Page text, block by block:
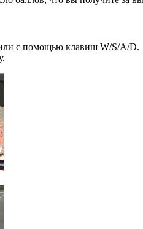
с помощью клавиш W/S/A/D.